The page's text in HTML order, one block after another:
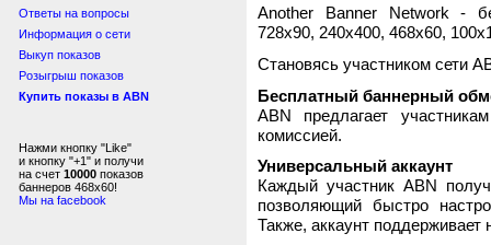
Ответы на вопросы
Информация о сети
Выкуп показов
Розыгрыш показов
Купить показы в ABN
Нажми кнопку "Like"
и кнопку "+1" и получи
на счет 10000 показов
баннеров 468x60!
Мы на facebook
Another Banner Network -
728x90, 240x400, 468x60,
Становясь участником сети
Бесплатный баннерный
ABN предлагает
комиссией.
Универсальный аккаунт
Каждый участник ABN
позволяющий быстро
Также, аккаунт поддерживает